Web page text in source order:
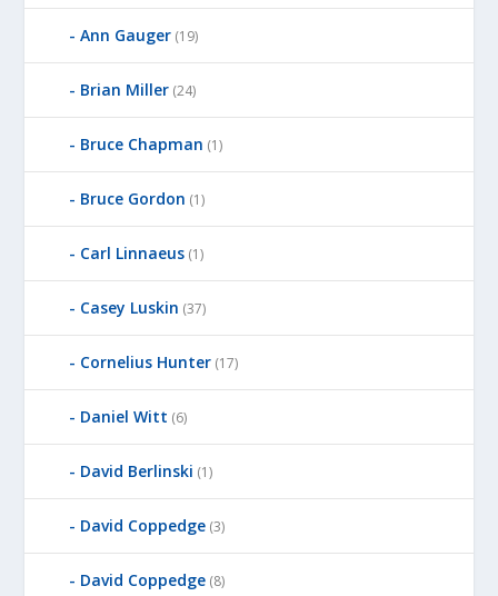
Ann Gauger (19)
Brian Miller (24)
Bruce Chapman (1)
Bruce Gordon (1)
Carl Linnaeus (1)
Casey Luskin (37)
Cornelius Hunter (17)
Daniel Witt (6)
David Berlinski (1)
David Coppedge (3)
David Coppedge (8)